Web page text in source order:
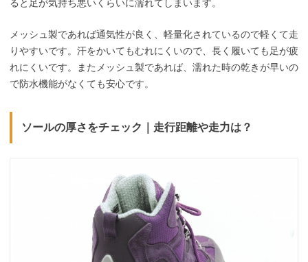
ると足が気持ち悪いくらいに濡れてしまいます。
メッシュ製であれば通気性が良く、軽量化されているので軽くて走
りやすいです。汗をかいてもむれにくいので、長く履いても足が疲
れにくいです。またメッシュ製であれば、濡れた時の乾きが早いの
で防水機能がなくても安心です。
ソールの厚さをチェック｜走行距離や走力は？